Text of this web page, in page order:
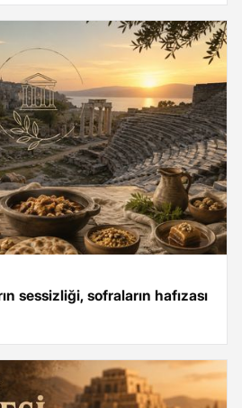
sessizliği, sofraların hafızası